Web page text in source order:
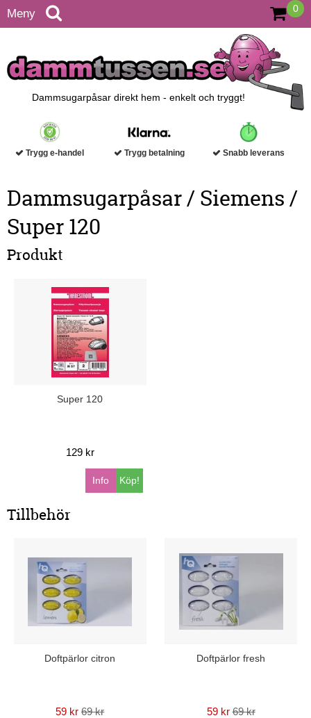
Meny 0
Dammsugarpåsar direkt hem - enkelt och tryggt!
Trygg e-handel Trygg betalning Snabb leverans
Dammsugarpåsar / Siemens /
Super 120
Produkt
Super 120
129 kr
Köp!
Info
Tillbehör
Doftpärlor citron
59 kr 69 kr
Doftpärlor fresh
59 kr 69 kr